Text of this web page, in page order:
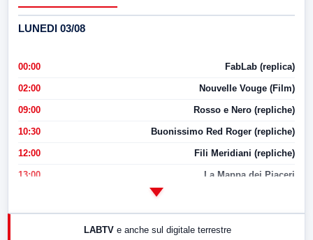
LUNEDI 03/08
00:00 FabLab (replica)
02:00 Nouvelle Vouge (Film)
09:00 Rosso e Nero (repliche)
10:30 Buonissimo Red Roger (repliche)
12:00 Fili Meridiani (repliche)
13:00 La Mappa dei Piaceri
17:00 LabNews (replica)
LABTV e anche sul digitale terrestre